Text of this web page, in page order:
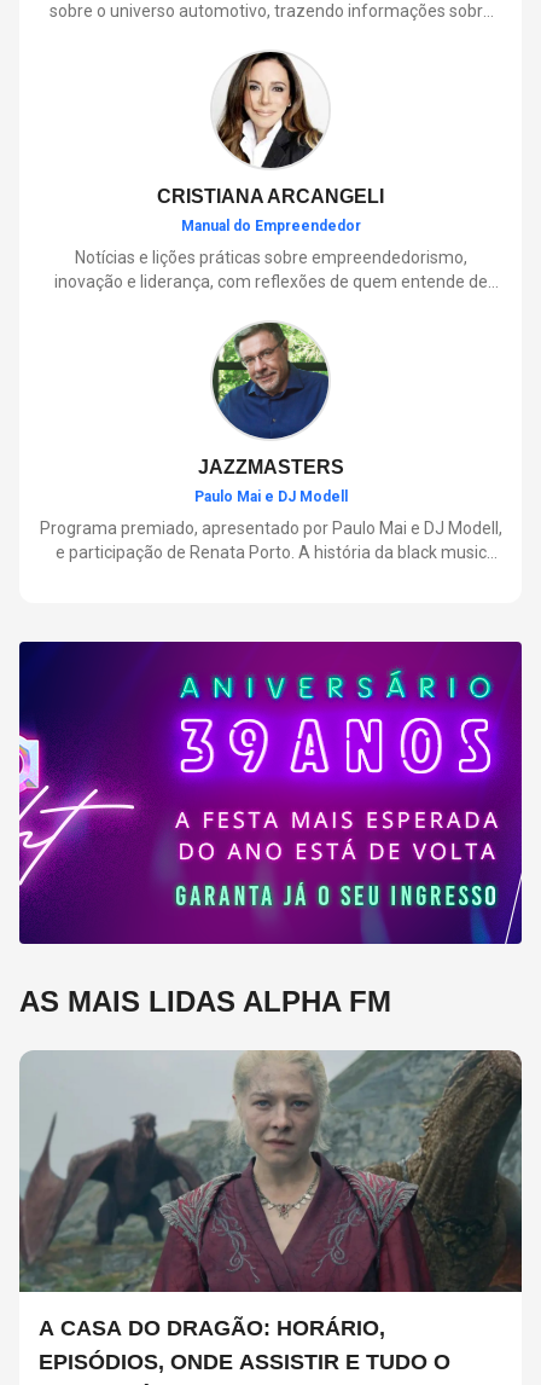
sobre o universo automotivo, trazendo informações sobre
que envolve o dia a dia dos motoristas.
CRISTIANA ARCANGELI
Manual do Empreendedor
Notícias e lições práticas sobre empreendedorismo,
inovação e liderança, com reflexões de quem entende de
JAZZMASTERS
Paulo Mai e DJ Modell
Programa premiado, apresentado por Paulo Mai e DJ Modell,
e participação de Renata Porto. A história da black music
AS MAIS LIDAS ALPHA FM
A CASA DO DRAGÃO: HORÁRIO,
EPISÓDIOS, ONDE ASSISTIR E TUDO O